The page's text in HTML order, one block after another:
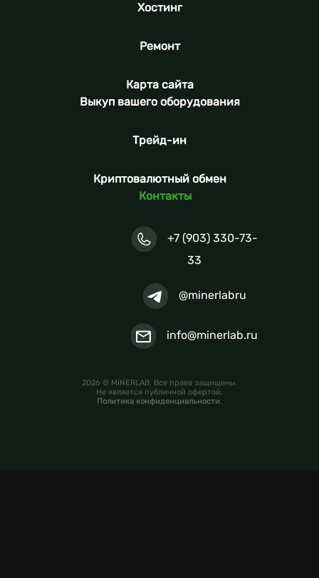
Хостинг
Ремонт
Карта сайта
Выкуп вашего оборудования
Трейд-ин
Криптовалютный обмен
Контакты
+7 (903) 330-73-
33
@minerlabru
info@minerlab.ru
2026 © MINERLAB. Все права защищены.
Не является публичной офертой.
Политика конфиденциальности.